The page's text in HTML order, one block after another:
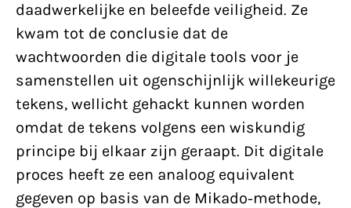
daadwerkelijke en beleefde veiligheid. Ze
kwam tot de conclusie dat de
wachtwoorden die digitale tools voor je
samenstellen uit ogenschijnlijk willekeurige
tekens, wellicht gehackt kunnen worden
omdat de tekens volgens een wiskundig
principe bij elkaar zijn geraapt. Dit digitale
proces heeft ze een analoog equivalent
gegeven op basis van de Mikado-methode,